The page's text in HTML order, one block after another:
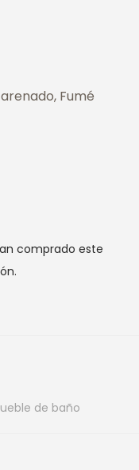
Fumé
comprado este
de baño